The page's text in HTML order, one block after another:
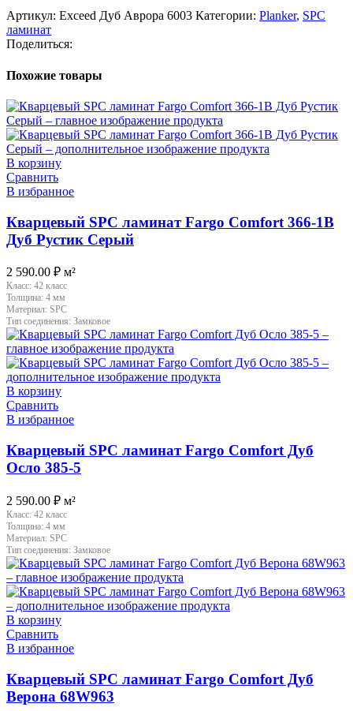
Артикул: Exceed Дуб Аврора 6003 Категории: Planker, SPC
ламинат
Поделиться:
Похожие товары
В корзину
Сравнить
В избранное
Кварцевый SPC ламинат Fargo Comfort 366-1B
Дуб Рустик Серый
2 590.00 ₽ м²
Класс: 42 класс
Толщина: 4 мм
Материал: SPC
Тип соединения: Замковое
В корзину
Сравнить
В избранное
Кварцевый SPC ламинат Fargo Comfort Дуб
Осло 385-5
2 590.00 ₽ м²
Класс: 42 класс
Толщина: 4 мм
Материал: SPC
Тип соединения: Замковое
В корзину
Сравнить
В избранное
Кварцевый SPC ламинат Fargo Comfort Дуб
Верона 68W963